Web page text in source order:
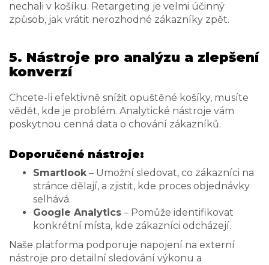
nechali v košíku. Retargeting je velmi účinný
způsob, jak vrátit nerozhodné zákazníky zpět.
5. Nástroje pro analýzu a zlepšení
konverzí
Chcete-li efektivně snížit opuštěné košíky, musíte
vědět, kde je problém. Analytické nástroje vám
poskytnou cenná data o chování zákazníků.
Doporučené nástroje:
Smartlook– Umožní sledovat, co zákazníci na
stránce dělají, a zjistit, kde proces objednávky
selhává.
Google Analytics – Pomůže identifikovat
konkrétní místa, kde zákazníci odcházejí.
Naše platforma podporuje napojení na externí
nástroje pro detailní sledování výkonu a